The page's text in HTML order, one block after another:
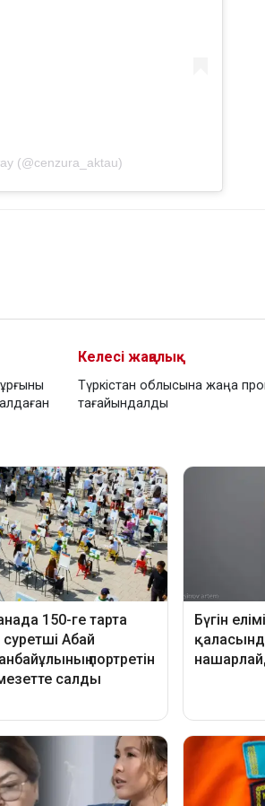
(@cenzura_aktau)
Келесі жаңалық
Түркістан облысына жаңа
тағайындалды